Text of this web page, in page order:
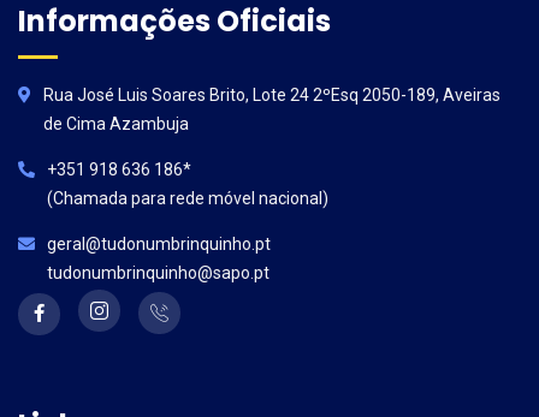
Informações Oficiais
Rua José Luis Soares Brito, Lote 24 2ºEsq 2050-189, Aveiras
de Cima Azambuja
+351 918 636 186*
(Chamada para rede móvel nacional)
geral@tudonumbrinquinho.pt
tudonumbrinquinho@sapo.pt